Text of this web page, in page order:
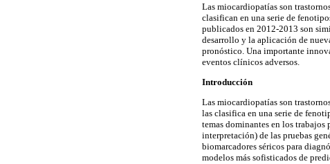
Las miocardiopatías son
clasifican en una serie de
publicados en 2012-2013 son
desarrollo y la aplicación de
pronóstico. Una importante
eventos clínicos adversos.
Introducción
Las miocardiopatías son
las clasifica en una serie de
temas dominantes en los
interpretación) de las pruebas
biomarcadores séricos para
modelos más sofisticados de